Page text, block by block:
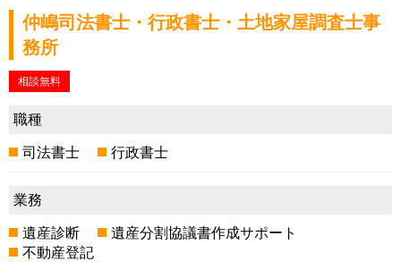
仲嶋司法書士・行政書士・土地家屋調査士事
務所
相談無料
職種
司法書士 行政書士
業務
遺産診断
遺産分割協議書作成サポート
不動産登記